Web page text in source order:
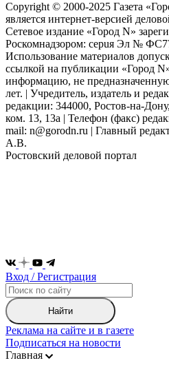
Copyright © 2000-2025 Газета
является интернет-версией
Сетевое издание «Город N»
Роскомнадзором: серuя Эл №
Использование материалов
ссылкой на публикации «Город
информацию, не
лет. | Учредитель, издатель и
редакции: 344000, Ростов-на-
ком. 13, 13а | Телефон (факс)
mail: n@gorodn.ru | Главный
А.В.
Ростовский деловой портал
Вход / Регистрация
Найти
Реклама на сайте и в газете
Подписаться на новости
Главная